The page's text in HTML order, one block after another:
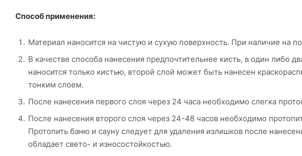
Способ применения:
Материал наносится на чистую и сухую поверхность. При наличие на
В качестве способа нанесения предпочтительнее кисть, в один либо
наносится только кистью, второй слой может быть нанесен
тонким слоем.
После нанесения первого слоя через 24 часа необходимо слегка
После нанесения второго слоя через 24-48 часов необходимо
Протопить баню и сауну следует для удаления излишков после
обладает свето- и износостойкостью.